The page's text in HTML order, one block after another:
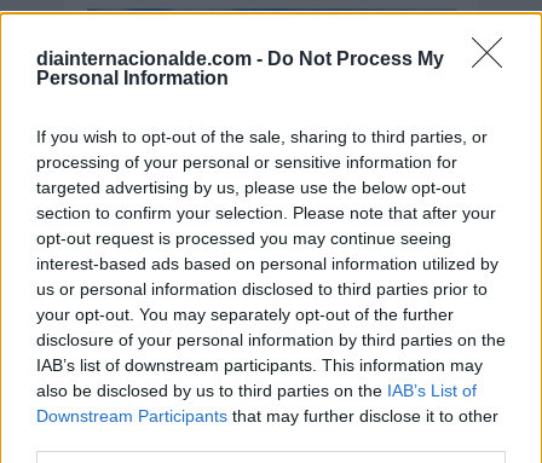
diainternacionalde.com - Do Not Process My
Personal Information
If you wish to opt-out of the sale, sharing to third parties, or
processing of your personal or sensitive information for
targeted advertising by us, please use the below opt-out
section to confirm your selection. Please note that after your
opt-out request is processed you may continue seeing
interest-based ads based on personal information utilized by
us or personal information disclosed to third parties prior to
your opt-out. You may separately opt-out of the further
disclosure of your personal information by third parties on the
IAB’s list of downstream participants. This information may
also be disclosed by us to third parties on the IAB’s List of
Downstream Participants that may further disclose it to other
Secciones destacadas